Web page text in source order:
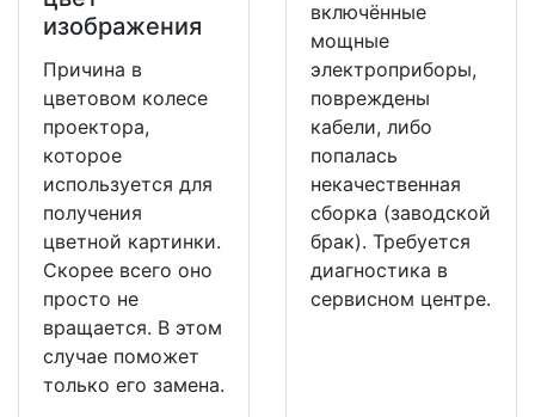
изображения
Причина в
цветовом колесе
проектора,
которое
используется для
получения
цветной картинки.
Скорее всего оно
просто не
вращается. В этом
случае поможет
только его замена.
включённые
мощные
электроприборы,
повреждены
кабели, либо
попалась
некачественная
сборка (заводской
брак). Требуется
диагностика в
сервисном центре.